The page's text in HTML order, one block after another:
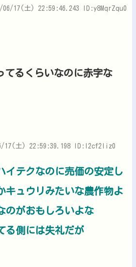
06/17(土) 22:59:46.243 ID:y8MqrZqu0
てるくらいなのに赤字な
17(土) 22:59:39.198 ID:l2cf2liz0
イテクなのに売価の安定し
キュウリみたいな農作物よ
のがおもしろいよな
る側には失礼だが